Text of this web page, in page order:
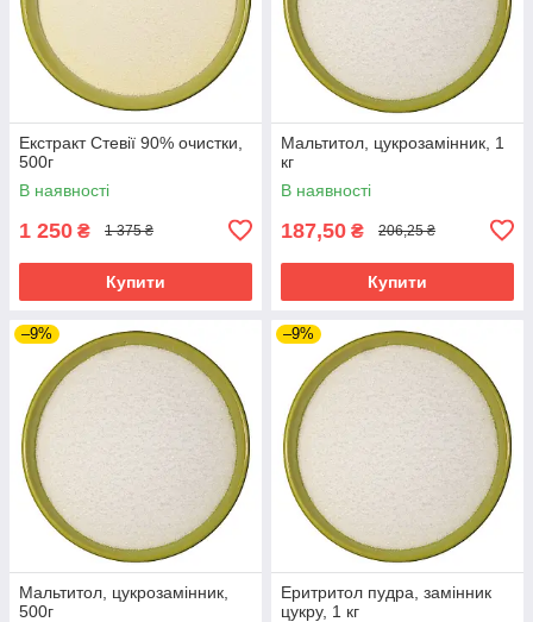
Екстракт Стевії 90% очистки,
500г
В наявності
1 250 ₴ 1 375 ₴
Купити
Мальтитол, цукрозамінник, 1
кг
В наявності
187,50 ₴ 206,25 ₴
Купити
–9%
Мальтитол, цукрозамінник,
500г
–9%
Еритритол пудра, замінник
цукру, 1 кг